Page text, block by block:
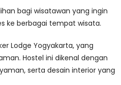
bagi wisatawan yang ingin
ke berbagai tempat wisata.
Lodge Yogyakarta, yang
Hostel ini dikenal dengan
serta desain interior yang